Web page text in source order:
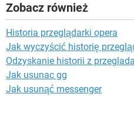
Zobacz również
Historia przeglądarki opera
Jak wyczyścić historię
Odzyskanie historii z
Jak usunac gg
Jak usunąć messenger